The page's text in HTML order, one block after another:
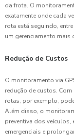
da frota. O
exatamente onde cada
rota está seguindo,
um gerenciamento mais
Redução de Custos
O monitoramento via
redução de custos.
rotas, por exemplo,
Além disso, o
preventiva dos
emergenciais e